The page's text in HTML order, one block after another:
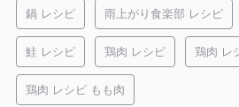
鍋 レシピ 雨上がり食楽部 レシピ
鮭 レシピ 鶏肉 レシピ 鶏肉 レ
鶏肉 レシピ もも肉